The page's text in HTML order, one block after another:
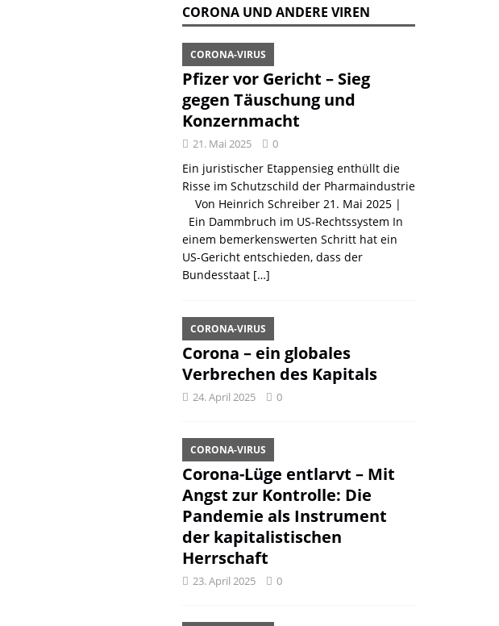
CORONA UND ANDERE VIREN
Pfizer vor Gericht – Sieg
gegen Täuschung und
Konzernmacht
CORONA-VIRUS
21. Mai 2025 0
Ein juristischer Etappensieg enthüllt die
Risse im Schutzschild der Pharmaindustrie
Von Heinrich Schreiber 21. Mai 2025 |
Ein Dammbruch im US-Rechtssystem In
einem bemerkenswerten Schritt hat ein
US-Gericht entschieden, dass der
Bundesstaat […]
Corona – ein globales
Verbrechen des Kapitals
CORONA-VIRUS
24. April 2025 0
Corona-Lüge entlarvt – Mit
Angst zur Kontrolle: Die
Pandemie als Instrument
der kapitalistischen
Herrschaft
CORONA-VIRUS
23. April 2025 0